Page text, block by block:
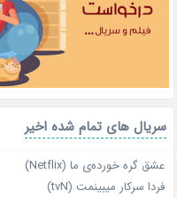
سریال های تمام شده اخیر
عشق گره خورده‌ی ما (Netflix)
فردا سرکار میبینمت (tvN)